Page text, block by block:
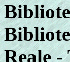
Reale